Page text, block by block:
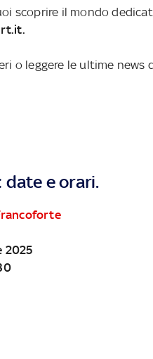
scoprire il mondo
o leggere le ultime news
e orari.
2025